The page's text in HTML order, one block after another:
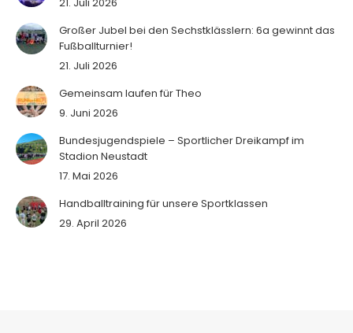
Großer Jubel bei den Sechstklässlern: 6a gewinnt das
Fußballturnier!
21. Juli 2026
Gemeinsam laufen für Theo
9. Juni 2026
Bundesjugendspiele – Sportlicher Dreikampf im
Stadion Neustadt
17. Mai 2026
Handballtraining für unsere Sportklassen
29. April 2026